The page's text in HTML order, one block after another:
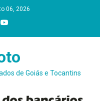
06, 2026
de Goiás e Tocantins